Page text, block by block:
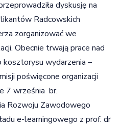
dyskusję na
Radcowskich
zorganizować we
Obecnie trwają prace nad
wydarzenia –
poświęcone organizacji
7 września br.
Rozwoju Zawodowego
e-learningowego z prof. dr